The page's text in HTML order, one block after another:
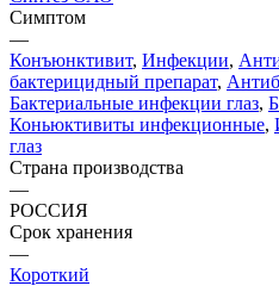
Симптом
—
Конъюнктивит, Инфекции,
бактерицидный препарат,
Бактериальные инфекции глаз,
Коньюктивиты инфекционные,
глаз
Страна производства
—
РОССИЯ
Срок хранения
—
Короткий